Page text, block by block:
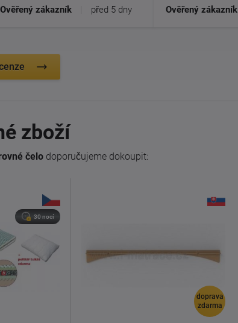
Ověřený zákazník před 5 dny Ověřený zákazník
zboží
čelodoporučujeme dokoupit:
30 nocí
doprava
zdarma